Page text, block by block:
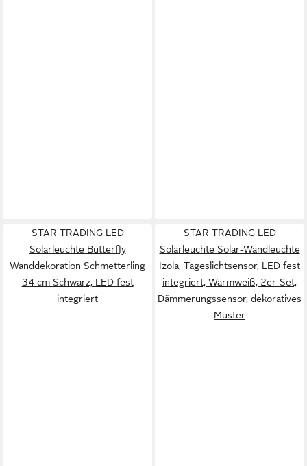
STAR TRADING LED
Solarleuchte Butterfly
Wanddekoration Schmetterling
34 cm Schwarz, LED fest
integriert
STAR TRADING LED
Solarleuchte Solar-Wandleuchte
Izola, Tageslichtsensor, LED fest
integriert, Warmweiß, 2er-Set,
Dämmerungssensor, dekoratives
Muster